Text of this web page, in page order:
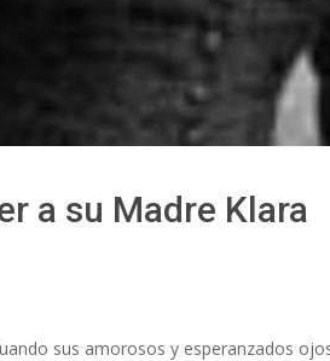
a su Madre Klara
sus amorosos y esperanzados